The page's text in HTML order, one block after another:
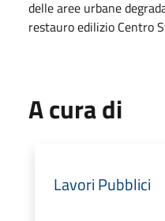
delle aree urbane
restauro edilizio Centro
A cura di
Lavori Pubblici